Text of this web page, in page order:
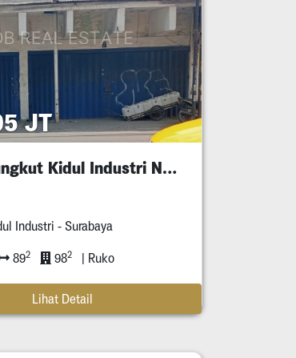
JT
Ruko Rungkut Kidul Industri Nol Jalan Raya
Industri - Surabaya
892 982 | Ruko
Lihat Detail